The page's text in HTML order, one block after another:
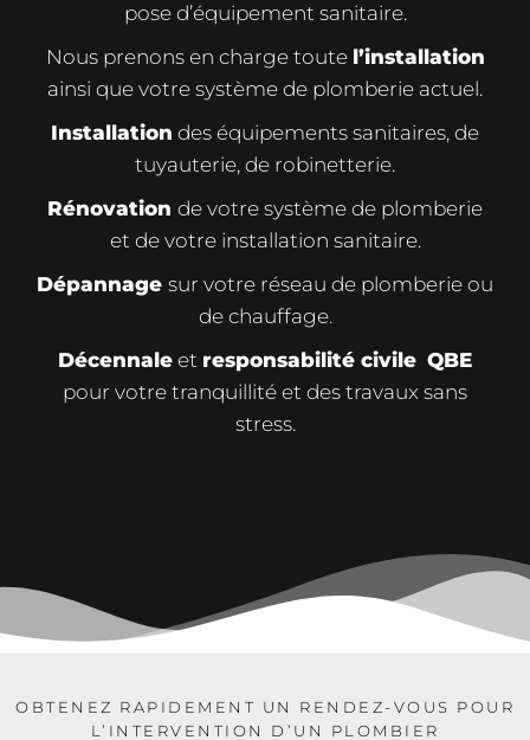
pose d’équipement sanitaire.
Nous prenons en charge toute l’installation
ainsi que votre système de plomberie actuel.
Installation des équipements sanitaires, de
tuyauterie, de robinetterie.
Rénovation de votre système de plomberie
et de votre installation sanitaire.
Dépannage sur votre réseau de plomberie ou
de chauffage.
Décennale et responsabilité civile QBE
pour votre tranquillité et des travaux sans
stress.
OBTENEZ RAPIDEMENT UN RENDEZ-VOUS POUR
L’INTERVENTION D’UN PLOMBIER